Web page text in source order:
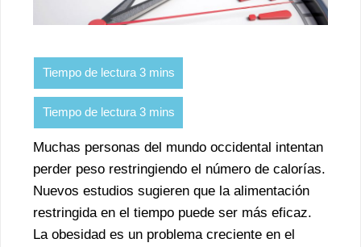
Muchas personas del mundo occidental intentan
perder peso restringiendo el número de calorías.
Nuevos estudios sugieren que la alimentación
restringida en el tiempo puede ser más eficaz.
La obesidad es un problema creciente en el